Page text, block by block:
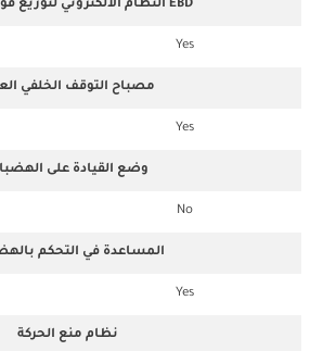
النظام الالكتروني لتوزيع قوة المكابح EBD
Yes
مصباح التوقف الخلفي
Yes
وضع القيادة على
No
المساعدة في التحكم
Yes
نظام منع الحركة